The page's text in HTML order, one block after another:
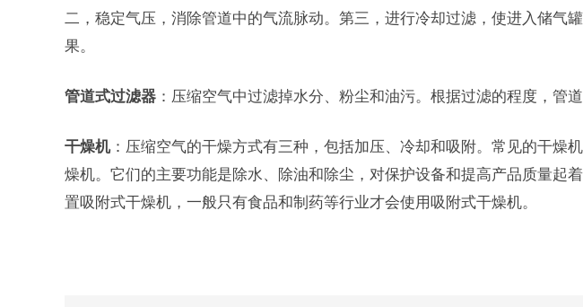
二，稳定气压，消除管道中的气流脉动。第三，进行冷却过滤，使进入储气
果。
管道式过滤器 ：压缩空气中过滤掉水分、粉尘和油污。根据过滤的程度，管
干燥机：压缩空气的干燥方式有三种，包括加压、冷却和吸附。常见的干燥
燥机。它们的主要功能是除水、除油和除尘，对保护设备和提高产品质量起
置吸附式干燥机，一般只有食品和制药等行业才会使用吸附式干燥机。